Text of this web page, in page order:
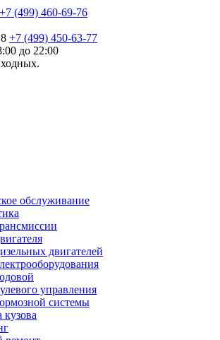
+7 (499) 460-69-76
+7 (499) 450-63-77
до 22:00
обслуживание
двигателей
управления
системы
кузова